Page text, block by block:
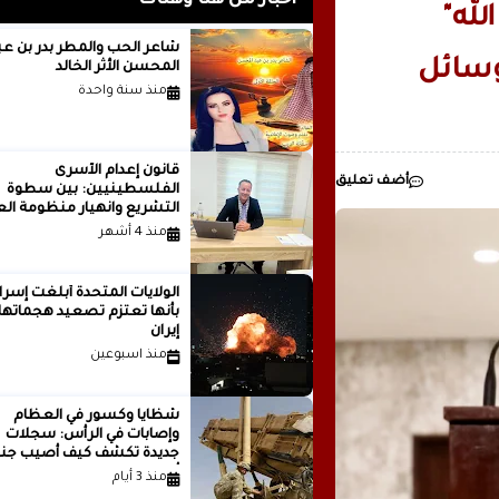
..بقلم ..مصطفى عبدالملك
أضف تعليق
شاعر الحب والمطر بدر
المحسن الأثر الخالد
منذ سنة واحدة
قانون إعدام الأسرى
الفلسطينيين: بين سطوة
التشريع وانهيار منظومة
الدولية...بقلم الدكتور وسيم
منذ 4 أشهر
الولايات المتحدة أبلغت
بأنها تعتزم تصعيد
إيران
منذ اسبوعين
شظايا وكسور في العظام
وإصابات في الرأس: سجلات
جديدة تكشف كيف أصيب
أمريكيون في الحرب الإيرانية
منذ 3 أيام